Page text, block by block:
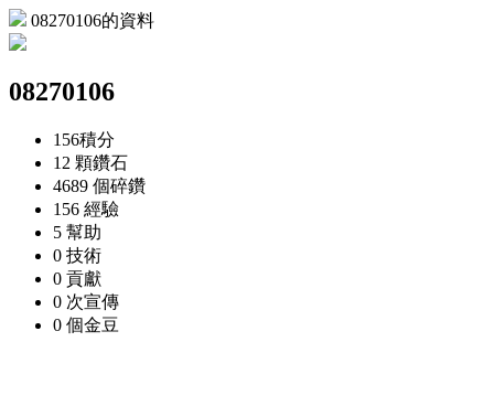
08270106的資料
08270106
156積分
12 顆鑽石
4689 個碎鑽
156 經驗
5 幫助
0 技術
0 貢獻
0 次宣傳
0 個金豆